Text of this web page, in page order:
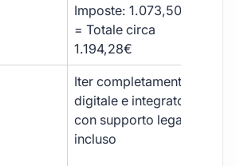
Imposte: 1.073,50€
= Totale circa
1.194,28€
Iter completamente
digitale e integrato,
con supporto legale
incluso